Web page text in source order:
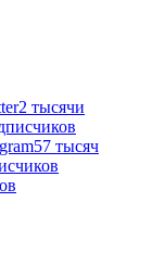
2 тысячи
57 тысяч